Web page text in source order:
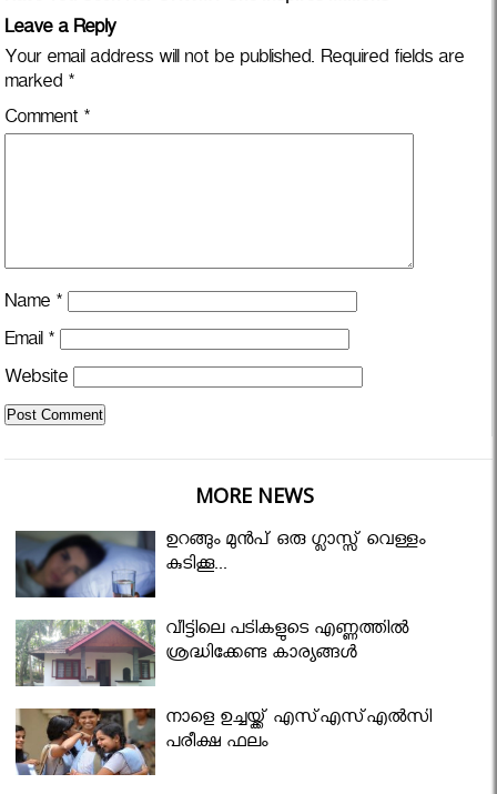
Leave a Reply
Your email address will not be published. Required fields are
marked *
Comment *
Name *
Email *
Website
MORE NEWS
ഉറങ്ങും മുന്‍പ് ഒരു ഗ്ലാസ്സ് വെള്ളം
കുടിക്കൂ...
വീട്ടിലെ പടികളുടെ എണ്ണത്തിൽ
ശ്രദ്ധിക്കേണ്ട കാര്യങ്ങൾ
നാളെ ഉച്ചയ്ക്ക് എസ്എസ്എല്‍സി
പരീക്ഷ ഫലം